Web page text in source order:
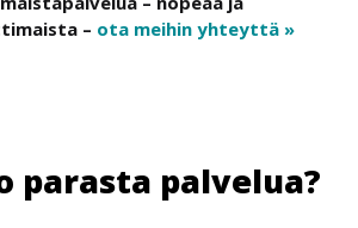
– ota meihin yhteyttä »
parasta palvelua?